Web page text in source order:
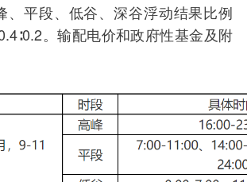
、平段、低谷、深谷浮动结果比例
。输配电价和政府性基金及附